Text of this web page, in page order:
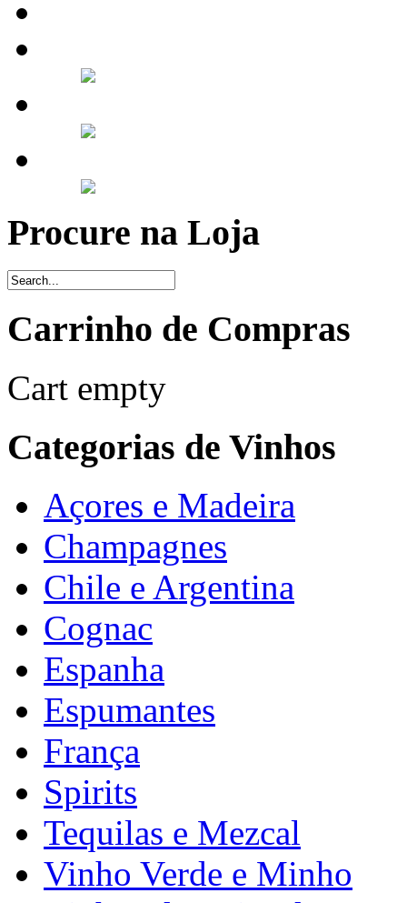
Procure na Loja
Carrinho de Compras
Cart empty
Categorias de Vinhos
Açores e Madeira
Champagnes
Chile e Argentina
Cognac
Espanha
Espumantes
França
Spirits
Tequilas e Mezcal
Vinho Verde e Minho